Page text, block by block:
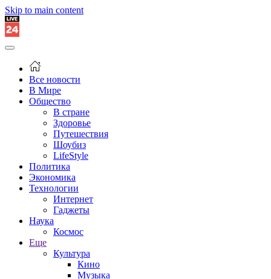
Skip to main content
Все новости
В Мире
Общество
В стране
Здоровье
Путешествия
Шоубиз
LifeStyle
Политика
Экономика
Технологии
Интернет
Гаджеты
Наука
Космос
Еще
Культура
Кино
Музыка